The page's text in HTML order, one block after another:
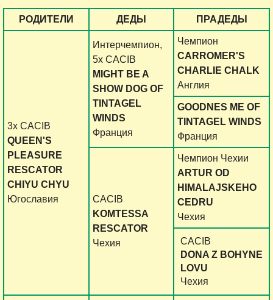
РОДИТЕЛИ ДЕДЫ ПРАДЕДЫ
3х CACIB
QUEEN'S
PLEASURE
RESCATOR
CHIYU CHYU
Югославия
Интерчемпион,
5х CACIB
MIGHT BE A
SHOW DOG OF
TINTAGEL
WINDS
Франция
Чемпион
CARROMER'S
CHARLIE CHALK
Англия
GOODNES ME OF
TINTAGEL WINDS
Франция
СACIB
KOMTESSA
RESCATOR
Чехия
Чемпион Чехии
ARTUR OD
HIMALAJSKEHO
CEDRU
Чехия
CACIB
DONA Z BOHYNE
LOVU
Чехия